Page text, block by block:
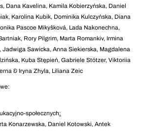
Dana Kavelina, Kamila Kobierzyńska, Daniel
Karolina Kubik, Dominika Kulczyńska, Diana
Pascoe Mikyšková, Lada Nakonechna,
Rory Pilgrim, Marta Romankiv, Irmina
Jadwiga Sawicka, Anna Siekierska, Magdalena
Kuba Stępień, Gabriele Stötzer, Viktoriia
& Iryna Zhyla, Liliana Zeic
społecznych:
Konarzewska, Daniel Kotowski, Antek